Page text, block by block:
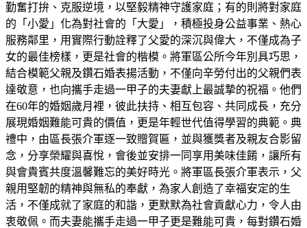
勤奮打拚、克服逆境，以堅毅精神守護家庭；有的則將對家庭
的「小愛」化為對社會的「大愛」，積極投身公益事業、熱心
服務鄰里，用實際行動詮釋了父愛的深沉與偉大，不僅成為子
女的最佳榜樣，更是社會的楷模。將軍區公所今年別具巧思，
結合模範父親及鑽石婚表揚活動，不僅向辛勞付出的父親們表
達敬意，也向攜手走過一甲子的夫妻獻上最誠摯的祝福。他們
在60年的婚姻歲月裡，彼此扶持、相互包容、共同成長，充分
展現婚姻難能可貴的價值，更是年輕世代值得學習的典範。典
禮中，由區長張介軍逐一致贈賀匾，並與獲獎者及親友合影留
念，分享榮耀與喜悅，會後並安排一同享用美味佳餚，讓所有
與會貴賓共度溫馨難忘的美好時光。將軍區長張介軍表示，父
親用堅韌的精神與無私的奉獻，為家人創造了幸福安定的生
活，不僅成就了家庭的和諧，更默默為社會貢獻心力，令人由
衷敬佩。而夫妻能攜手走過一甲子更是難能可貴，每對鑽石婚